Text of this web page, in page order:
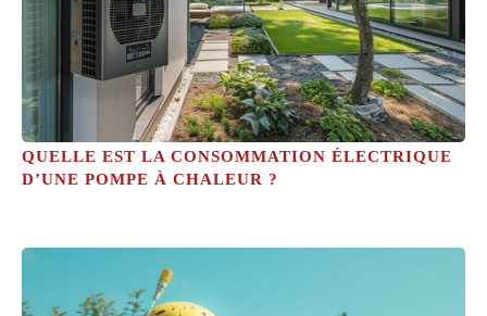
QUELLE EST LA CONSOMMATION ÉLECTRIQUE
D’UNE POMPE À CHALEUR ?